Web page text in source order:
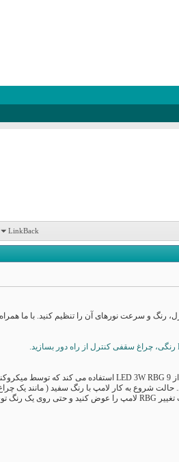
LinkBack
شروع به کار لامپ با رنگ سفید ( مانند یک